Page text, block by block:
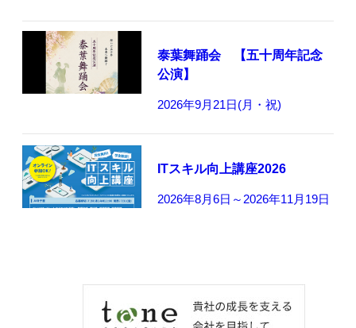
泰葉舞踊会 【五十周年記念
公演】
2026年9月21日(月・祝)
ITスキル向上講座2026
2026年8月6日～2026年11月19日